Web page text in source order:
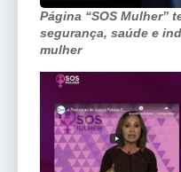
Página “SOS Mulher”
segurança, saúde e
mulher